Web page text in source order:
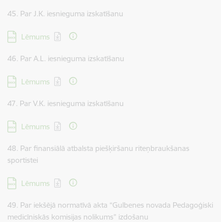
45. Par J.K. iesnieguma izskatīšanu
Lejupielādēt:
Lēmums
46. Par A.L. iesnieguma izskatīšanu
Lejupielādēt:
Lēmums
47. Par V.K. iesnieguma izskatīšanu
Lejupielādēt:
Lēmums
48. Par finansiālā atbalsta piešķiršanu riteņbraukšanas
sportistei
Lejupielādēt:
Lēmums
49. Par iekšējā normatīvā akta “Gulbenes novada Pedagoģiski
medicīniskās komisijas nolikums” izdošanu